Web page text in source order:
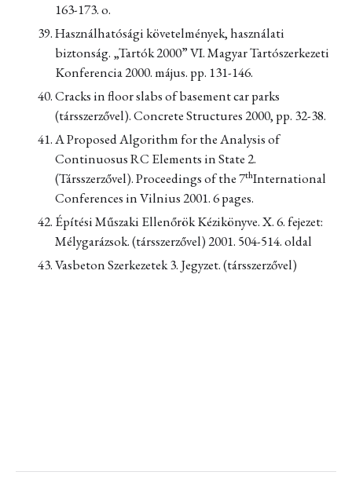
163-173. o.
Használhatósági követelmények, használati
biztonság. „Tartók 2000” VI. Magyar Tartószerkezeti
Konferencia 2000. május. pp. 131-146.
Cracks in floor slabs of basement car parks
(társszerzővel). Concrete Structures 2000, pp. 32-38.
A Proposed Algorithm for the Analysis of
Continuosus RC Elements in State 2.
(Társszerzővel). Proceedings of the 7thInternational
Conferences in Vilnius 2001. 6 pages.
Építési Műszaki Ellenőrök Kézikönyve. X. 6. fejezet:
Mélygarázsok. (társszerzővel) 2001. 504-514. oldal
Vasbeton Szerkezetek 3. Jegyzet. (társszerzővel)